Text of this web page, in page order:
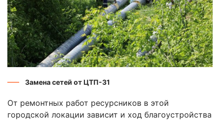
Замена сетей от ЦТП-31
От ремонтных работ ресурсников в этой
городской локации зависит и ход благоустройства